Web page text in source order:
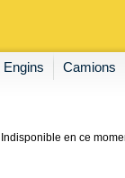
Engins Camions
Indisponible en ce